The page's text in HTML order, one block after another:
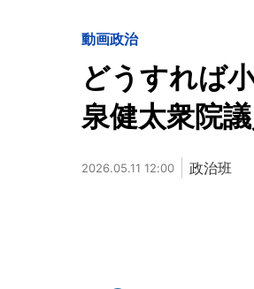
動画政治
どうすれば
泉健太衆院
2026.05.11 12:00 政治班